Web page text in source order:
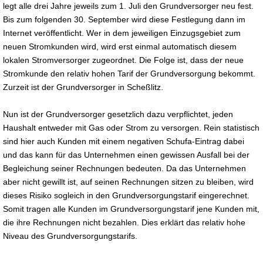
legt alle drei Jahre jeweils zum 1. Juli den Grundversorger neu fest.
Bis zum folgenden 30. September wird diese Festlegung dann im
Internet veröffentlicht. Wer in dem jeweiligen Einzugsgebiet zum
neuen Stromkunden wird, wird erst einmal automatisch diesem
lokalen Stromversorger zugeordnet. Die Folge ist, dass der neue
Stromkunde den relativ hohen Tarif der Grundversorgung bekommt.
Zurzeit ist der Grundversorger in Scheßlitz.
Nun ist der Grundversorger gesetzlich dazu verpflichtet, jeden
Haushalt entweder mit Gas oder Strom zu versorgen. Rein statistisch
sind hier auch Kunden mit einem negativen Schufa-Eintrag dabei
und das kann für das Unternehmen einen gewissen Ausfall bei der
Begleichung seiner Rechnungen bedeuten. Da das Unternehmen
aber nicht gewillt ist, auf seinen Rechnungen sitzen zu bleiben, wird
dieses Risiko sogleich in den Grundversorgungstarif eingerechnet.
Somit tragen alle Kunden im Grundversorgungstarif jene Kunden mit,
die ihre Rechnungen nicht bezahlen. Dies erklärt das relativ hohe
Niveau des Grundversorgungstarifs.